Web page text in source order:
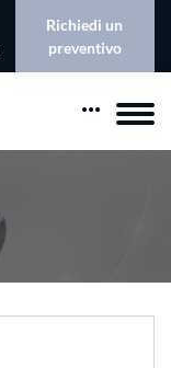
Richiedi un
preventivo